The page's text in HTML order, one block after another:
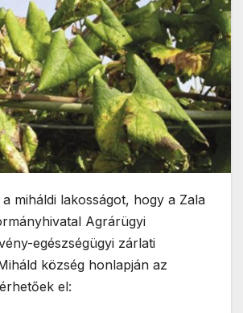
miháldi lakosságot, hogy a Zala
Agrárügyi
egészségügyi zárlati
község honlapján az
el: